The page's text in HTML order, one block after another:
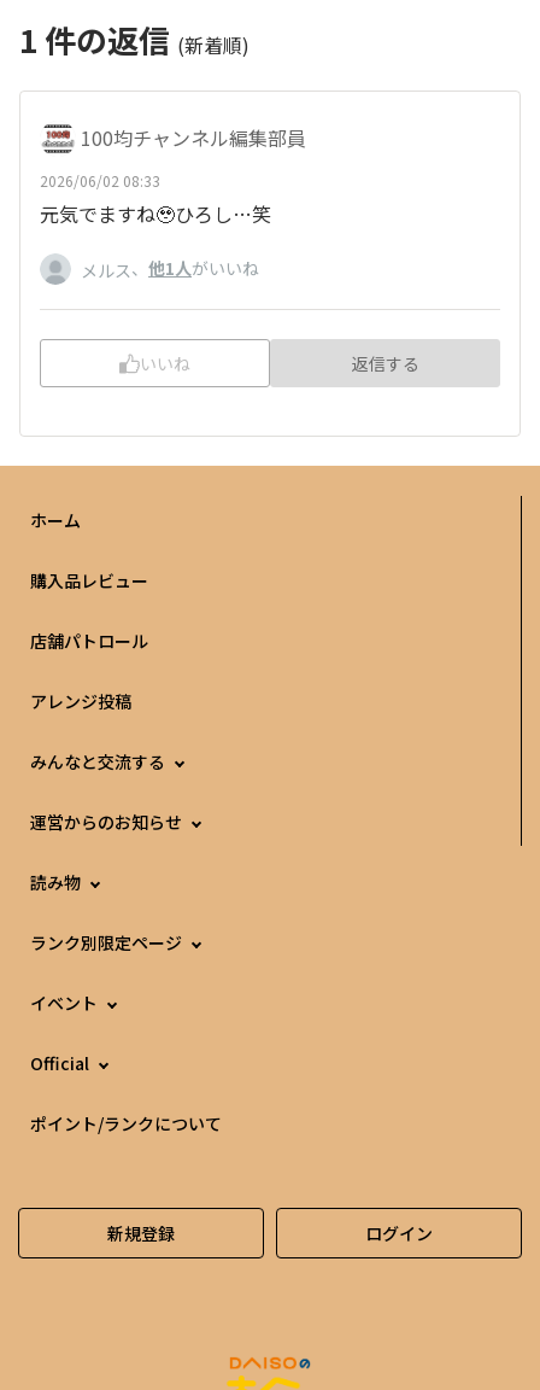
1 件の返信 (新着順)
100均チャンネル編集部員
2026/06/02 08:33
元気でますね🥹ひろし…笑
メルス、 他1人がいいね
いいね 返信する
ホーム
購入品レビュー
店舗パトロール
アレンジ投稿
みんなと交流する
運営からのお知らせ
読み物
ランク別限定ページ
イベント
Official
ポイント/ランクについて
新規登録 ログイン